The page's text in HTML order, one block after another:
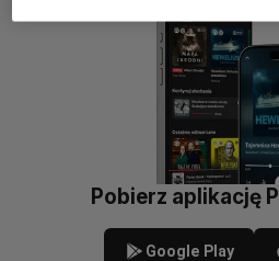
Pobierz aplikację
Google Play